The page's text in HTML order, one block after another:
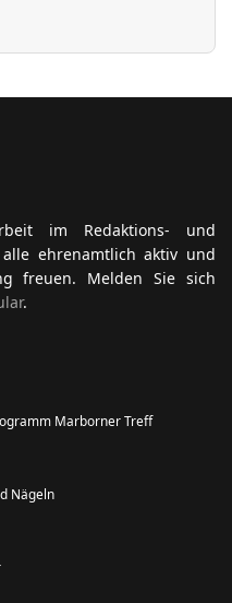
im Redaktions- und
ehrenamtlich aktiv und
freuen. Melden Sie sich
.
Marborner Treff
Nägeln